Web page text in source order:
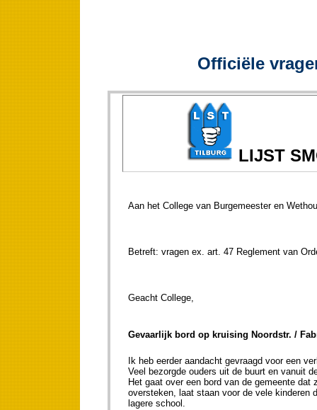
Officiële
LIJST
Aan het College van Burgemeester en
Betreft: vragen ex. art. 47
Geacht
Gevaarlijk bord op kruising Noordstr. /
Ik heb eerder aandacht gevraagd voor een
Veel bezorgde ouders uit de buurt en vanuit
Het gaat over een bord van de gemeente
oversteken, laat staan voor de vele kinderen
lagere school.